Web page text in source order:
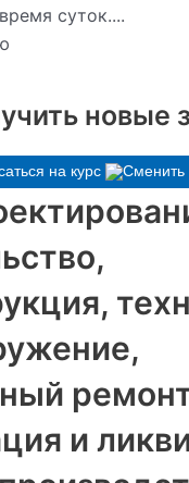
суток....
новые
на курс
и